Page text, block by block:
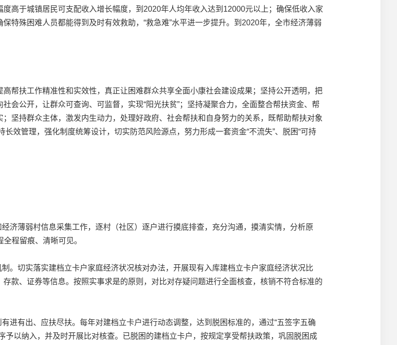
高于城镇居民可支配收入增长幅度，到2020年人均年收入达到12000元以上；确保低收入家
特殊困难人员都能得到及时有效救助，“救急难”水平进一步提升。到2020年，全市经济薄弱
扶工作精准性和实效性，真正让困难群众共享全面小康社会建设成果；坚持公开透明，把
会公开，让群众可查询、可监督，实现“阳光扶贫”；坚持凝聚合力，全面整合帮扶资金、帮
坚持群众主体，激发内生动力，处理好政府、社会帮扶和自身努力的关系，既帮助帮扶对象
长效管理，强化制度统筹设计，切实防范风险源点，努力形成一套资金“不流失”、脱困“可持
薄弱村信息采集工作，逐村（社区）逐户进行摸底排查，充分沟通，摸清实情，分析原
程留痕、清晰可见。
切实落实建档立卡户家庭经济状况核对办法，开展现有入库建档立卡户家庭经济状况比
款、证券等信息。按照实事求是的原则，对比对存疑问题进行全面核查，核销不符合标准的
有出、应扶尽扶。每年对建档立卡户进行动态调整，达到脱困标准的，通过“五签字五确
予以纳入，并及时开展比对核查。已脱困的建档立卡户，按规定享受帮扶政策，巩固脱困成